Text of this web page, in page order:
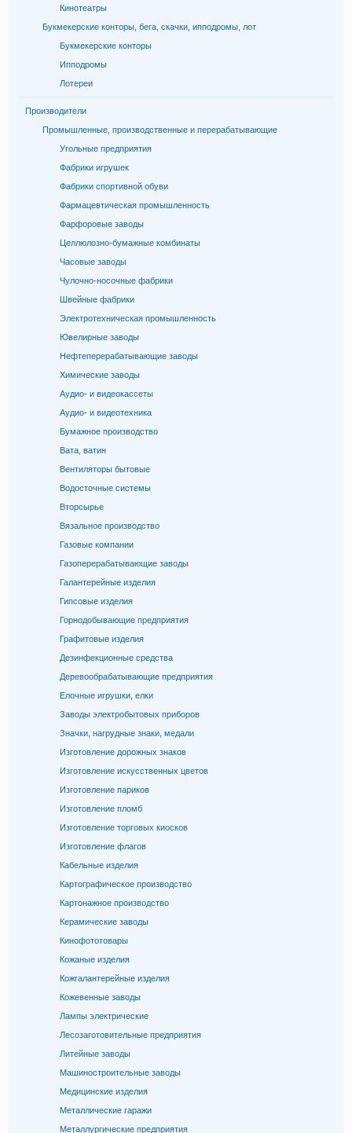
Кинотеатры
Букмекерские конторы, бега, скачки, ипподромы, лот
Букмекерские конторы
Ипподромы
Лотереи
Производители
Промышленные, производственные и перерабатывающие
Угольные предприятия
Фабрики игрушек
Фабрики спортивной обуви
Фармацевтическая промышленность
Фарфоровые заводы
Целлюлозно-бумажные комбинаты
Часовые заводы
Чулочно-носочные фабрики
Швейные фабрики
Электротехническая промышленность
Ювелирные заводы
Нефтеперерабатывающие заводы
Химические заводы
Аудио- и видеокассеты
Аудио- и видеотехника
Бумажное производство
Вата, ватин
Вентиляторы бытовые
Водосточные системы
Вторсырье
Вязальное производство
Газовые компании
Газоперерабатывающие заводы
Галантерейные изделия
Гипсовые изделия
Горнодобывающие предприятия
Графитовые изделия
Дезинфекционные средства
Деревообрабатывающие предприятия
Елочные игрушки, елки
Заводы электробытовых приборов
Значки, нагрудные знаки, медали
Изготовление дорожных знаков
Изготовление искусственных цветов
Изготовление париков
Изготовление пломб
Изготовление торговых киосков
Изготовление флагов
Кабельные изделия
Картографическое производство
Картонажное производство
Керамические заводы
Кинофототовары
Кожаные изделия
Кожгалантерейные изделия
Кожевенные заводы
Лампы электрические
Лесозаготовительные предприятия
Литейные заводы
Машиностроительные заводы
Медицинские изделия
Металлические гаражи
Металлургические предприятия